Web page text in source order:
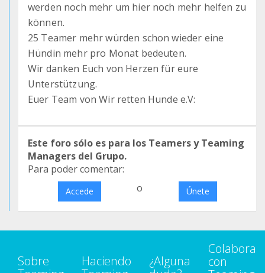
werden noch mehr um hier noch mehr helfen zu
können.
25 Teamer mehr würden schon wieder eine
Hündin mehr pro Monat bedeuten.
Wir danken Euch von Herzen für eure
Unterstützung.
Euer Team von Wir retten Hunde e.V:
Este foro sólo es para los Teamers y Teaming
Managers del Grupo.
Para poder comentar:
Accede o Únete
Sobre
Haciendo
¿Alguna
Colabora
con